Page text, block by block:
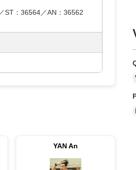
ST：36564／AN：36562
YAN An